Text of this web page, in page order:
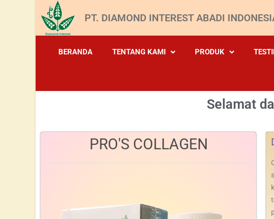
PT. DIAMOND INTEREST ABADI
BERANDA TENTANG KAMI PRODUK
Selamat
PRO'S COLLAGEN